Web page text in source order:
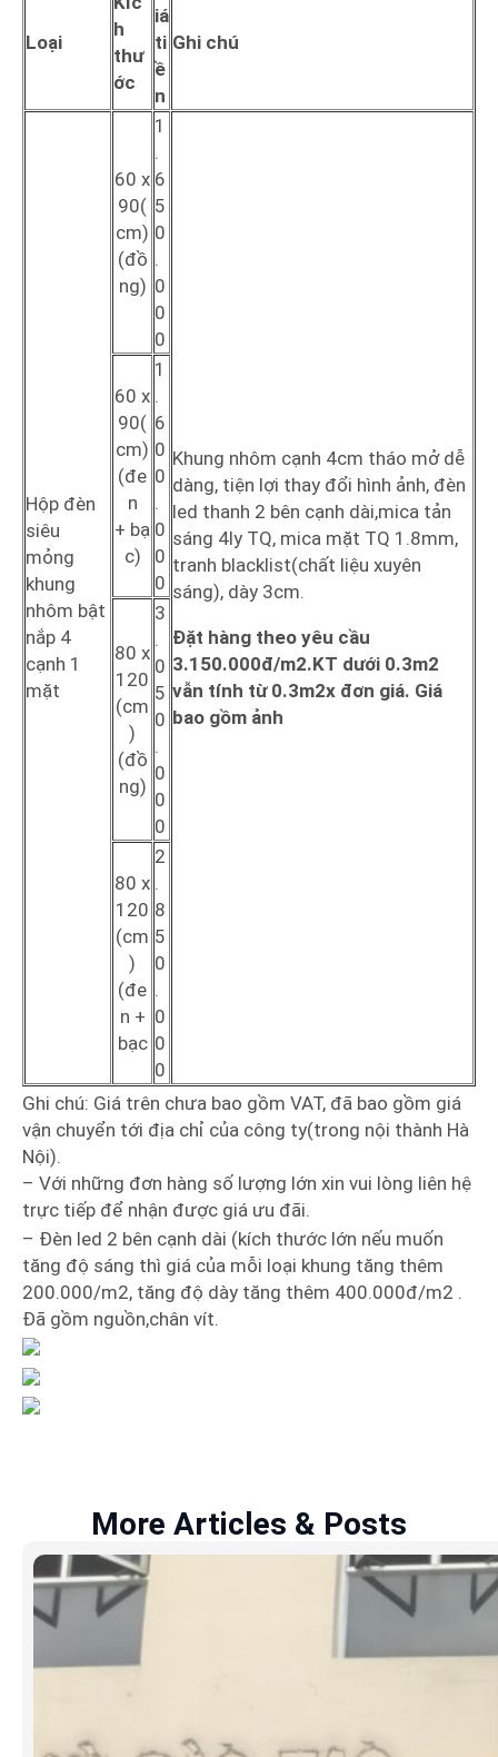
Loại
h
thư
ớc
iá
ti
ề
n
Ghi chú
Hộp đèn
siêu
mỏng
khung
nhôm bật
nắp 4
cạnh 1
mặt
60 x
90(
cm)
(đồ
ng)
1
.
6
5
0
.
0
0
0
Khung nhôm cạnh 4cm tháo mở dễ
dàng, tiện lợi thay đổi hình ảnh, đèn
led thanh 2 bên cạnh dài,mica tản
sáng 4ly TQ, mica mặt TQ 1.8mm,
tranh blacklist(chất liệu xuyên
sáng), dày 3cm.
Đặt hàng theo yêu cầu
3.150.000đ/m2.KT dưới 0.3m2
vẫn tính từ 0.3m2x đơn giá. Giá
bao gồm ảnh
60 x
90(
cm)
(đe
n
+ bạ
c)
1
.
6
0
0
.
0
0
0
80 x
120
(cm
)
(đồ
ng)
3
.
0
5
0
.
0
0
0
80 x
120
(cm
)
(đe
n +
bạc
2
.
8
5
0
.
0
0
0
Ghi chú: Giá trên chưa bao gồm VAT, đã bao gồm giá
vận chuyển tới địa chỉ của công ty(trong nội thành Hà
Nội).
– Với những đơn hàng số lượng lớn xin vui lòng liên hệ
trực tiếp để nhận được giá ưu đãi.
– Đèn led 2 bên cạnh dài (kích thước lớn nếu muốn
tăng độ sáng thì giá của mỗi loại khung tăng thêm
200.000/m2, tăng độ dày tăng thêm 400.000đ/m2 .
Đã gồm nguồn,chân vít.
More Articles & Posts